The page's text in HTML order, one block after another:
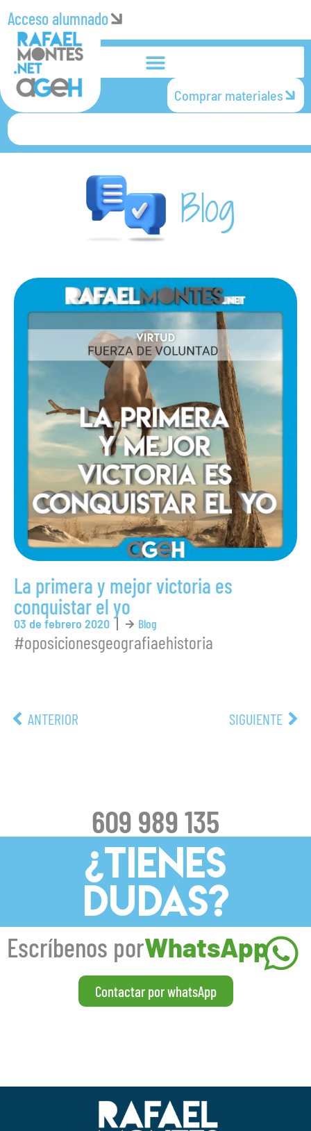
Acceso alumnado
Comprar materiales
Blog
La primera y mejor victoria es
conquistar el yo
03 de febrero 2020 Blog
#oposicionesgeografiaehistoria
ANTERIOR SIGUIENTE
609 989 135
¿TIENES
DUDAS?
Escríbenos porWhatsApp
Contactar por whatsApp